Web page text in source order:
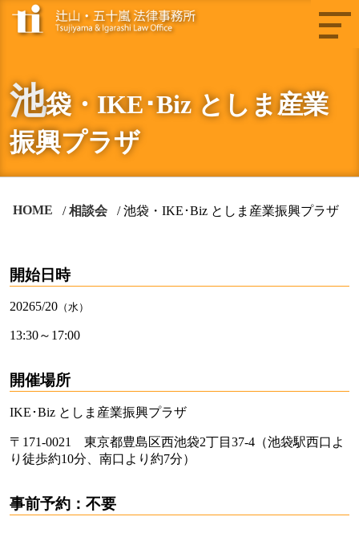
池袋・IKE･Biz としま産業
振興プラザ
HOME 相談会 池袋・IKE･Biz としま産業振興プラザ
開始日時
20265/20 （水）
13:30～17:00
開催場所
IKE･Biz としま産業振興プラザ
〒171-0021 東京都豊島区西池袋2丁目37-4（池袋駅西口よ
り徒歩約10分、南口より約7分）
事前予約：不要